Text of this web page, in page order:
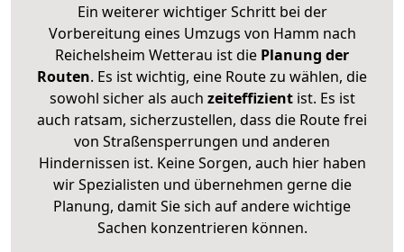
Ein weiterer wichtiger Schritt bei der
Vorbereitung eines Umzugs von Hamm nach
Reichelsheim Wetterau ist die Planung der
Routen. Es ist wichtig, eine Route zu wählen, die
sowohl sicher als auch zeiteffizientist. Es ist
auch ratsam, sicherzustellen, dass die Route frei
von Straßensperrungen und anderen
Hindernissen ist. Keine Sorgen, auch hier haben
wir Spezialisten und übernehmen gerne die
Planung, damit Sie sich auf andere wichtige
Sachen konzentrieren können.